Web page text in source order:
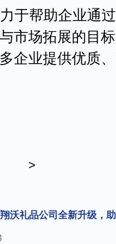
于帮助企业通
市场拓展的目
企业提供优质
>
沃礼品公司全新升级，